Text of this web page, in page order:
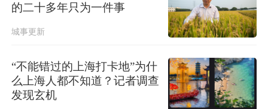
国际金价大涨，油价涨跌不一
受台风“白海豚”影响，国家海洋预报台
的二十多年只为一件事
城事更新
“不能错过的上海打卡地”为什
么上海人都不知道？记者调查
发现玄机